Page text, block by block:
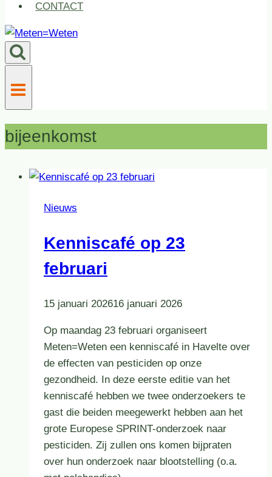
CONTACT
bijeenkomst
Nieuws
Kenniscafé op 23
februari
15 januari 202616 januari 2026
Op maandag 23 februari organiseert
Meten=Weten een kenniscafé in Havelte over
de effecten van pesticiden op onze
gezondheid. In deze eerste editie van het
kenniscafé hebben we twee onderzoekers te
gast die beiden meegewerkt hebben aan het
grote Europese SPRINT-onderzoek naar
pesticiden. Zij zullen ons komen bijpraten
over hun onderzoek naar blootstelling (o.a.